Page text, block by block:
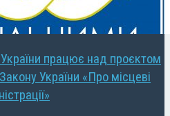
України працює над проєктом
України «Про місцеві